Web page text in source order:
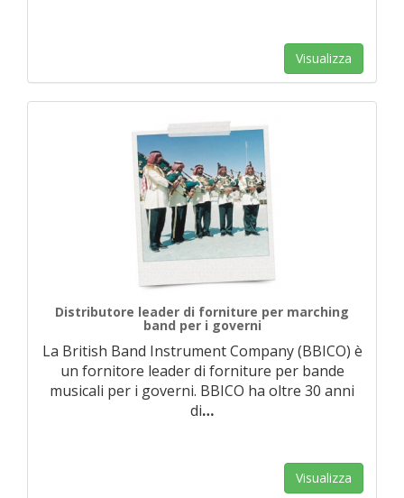
Visualizza
Distributore leader di forniture per marching
band per i governi
La British Band Instrument Company (BBICO) è
un fornitore leader di forniture per bande
musicali per i governi. BBICO ha oltre 30 anni
di…
Visualizza